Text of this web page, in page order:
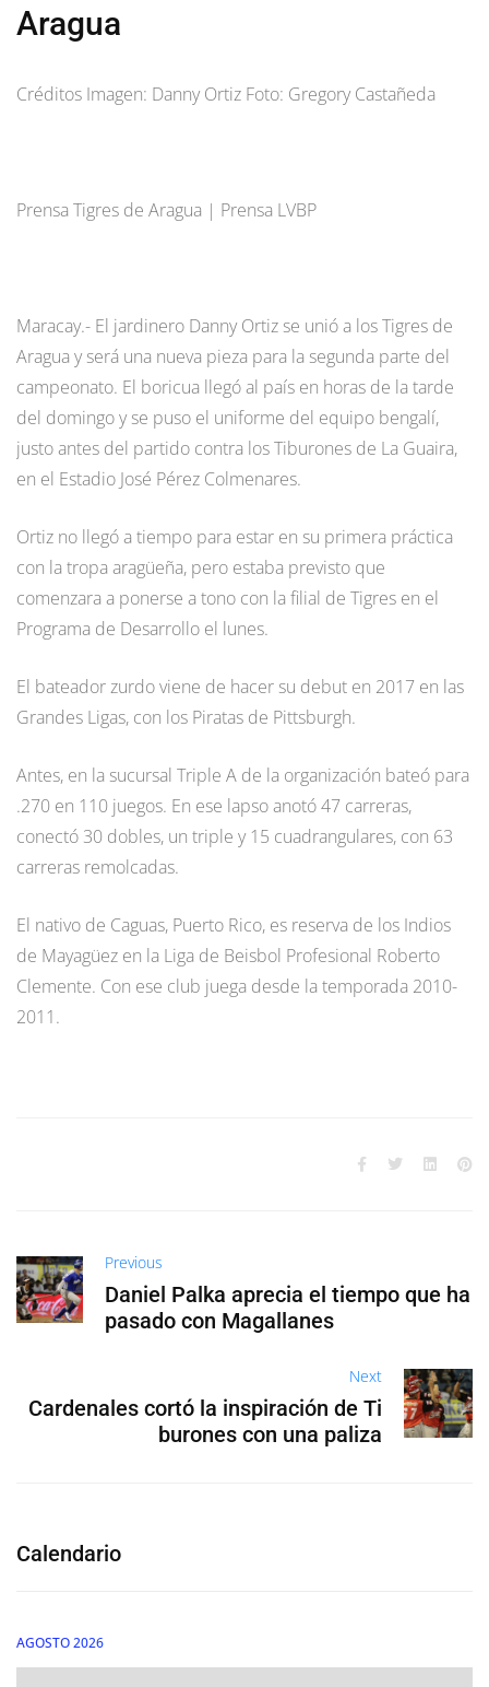
Aragua
Créditos Imagen: Danny Ortiz Foto: Gregory Castañeda
Prensa Tigres de Aragua | Prensa LVBP
Maracay.- El jardinero Danny Ortiz se unió a los Tigres de
Aragua y será una nueva pieza para la segunda parte del
campeonato. El boricua llegó al país en horas de la tarde
del domingo y se puso el uniforme del equipo bengalí,
justo antes del partido contra los Tiburones de La Guaira,
en el Estadio José Pérez Colmenares.
Ortiz no llegó a tiempo para estar en su primera práctica
con la tropa aragüeña, pero estaba previsto que
comenzara a ponerse a tono con la filial de Tigres en el
Programa de Desarrollo el lunes.
El bateador zurdo viene de hacer su debut en 2017 en las
Grandes Ligas, con los Piratas de Pittsburgh.
Antes, en la sucursal Triple A de la organización bateó para
.270 en 110 juegos. En ese lapso anotó 47 carreras,
conectó 30 dobles, un triple y 15 cuadrangulares, con 63
carreras remolcadas.
El nativo de Caguas, Puerto Rico, es reserva de los Indios
de Mayagüez en la Liga de Beisbol Profesional Roberto
Clemente. Con ese club juega desde la temporada 2010-
2011.
Previous
Daniel Palka aprecia el tiempo que ha
pasado con Magallanes
Next
Cardenales cortó la inspiración de Ti
burones con una paliza
Calendario
AGOSTO 2026